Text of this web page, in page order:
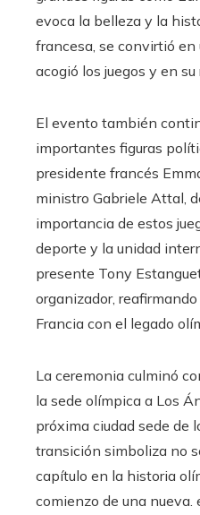
evoca la belleza y la
francesa, se convirtió en
acogió los juegos y en
El evento también
importantes figuras
presidente francés
ministro Gabriele Attal,
importancia de estos
deporte y la unidad
presente Tony
organizador,
Francia con el legado
La ceremonia culminó
la sede olímpica a Los
próxima ciudad sede de
transición simboliza no
capítulo en la historia
comienzo de una nueva.